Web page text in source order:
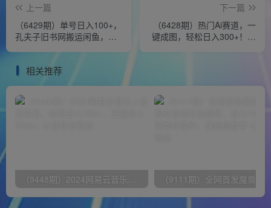
上一篇
（6429期）单号日入100+，
孔夫子旧书网搬运闲鱼，长
下一篇
（6428期）热门Ai赛道，一
键成图，轻松日入300+！小
相关推荐